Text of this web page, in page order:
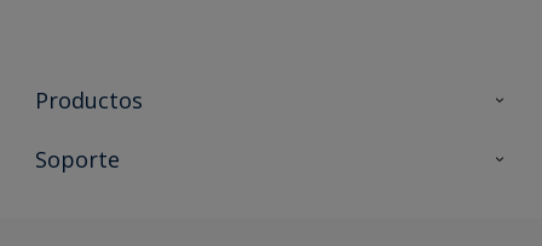
Productos
Todos los productos
Soporte